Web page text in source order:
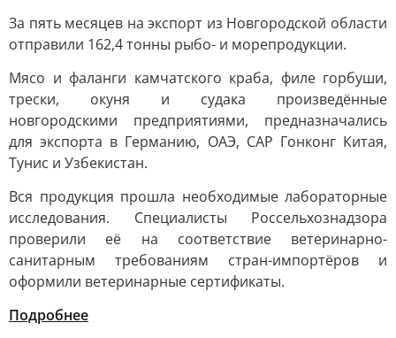
За пять месяцев на экспорт из Новгородской области
отправили 162,4 тонны рыбо- и морепродукции.
Мясо и фаланги камчатского краба, филе горбуши,
трески, окуня и судака произведённые
новгородскими предприятиями, предназначались
для экспорта в Германию, ОАЭ, САР Гонконг Китая,
Тунис и Узбекистан.
Вся продукция прошла необходимые лабораторные
исследования. Специалисты Россельхознадзора
проверили её на соответствие ветеринарно-
санитарным требованиям стран-импортёров и
оформили ветеринарные сертификаты.
Подробнее